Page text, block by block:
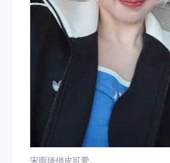
宋雨琦俏皮可爱。